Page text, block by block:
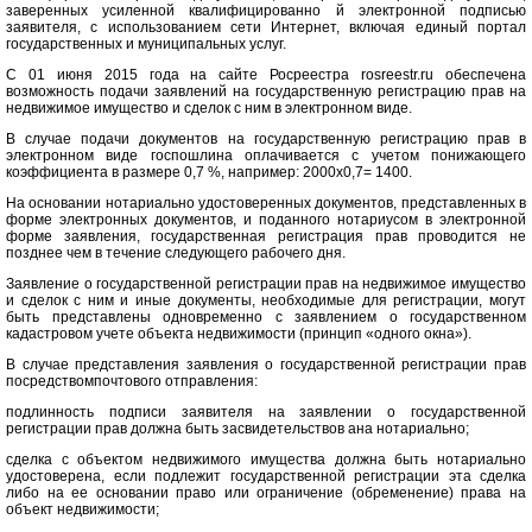
заверенных усиленной квалифицированно й электронной подписью
заявителя, с использованием сети Интернет, включая единый портал
государственных и муниципальных услуг.
С 01 июня 2015 года на сайте Росреестра rosreestr.ru обеспечена
возможность подачи заявлений на государственную регистрацию прав на
недвижимое имущество и сделок с ним в электронном виде.
В случае подачи документов на государственную регистрацию прав в
электронном виде госпошлина оплачивается с учетом понижающего
коэффициента в размере 0,7 %, например: 2000х0,7= 1400.
На основании нотариально удостоверенных документов, представленных в
форме электронных документов, и поданного нотариусом в электронной
форме заявления, государственная регистрация прав проводится не
позднее чем в течение следующего рабочего дня.
Заявление о государственной регистрации прав на недвижимое имущество
и сделок с ним и иные документы, необходимые для регистрации, могут
быть представлены одновременно с заявлением о государственном
кадастровом учете объекта недвижимости (принцип «одного окна»).
В случае представления заявления о государственной регистрации прав
посредствомпочтового отправления:
подлинность подписи заявителя на заявлении о государственной
регистрации прав должна быть засвидетельствов ана нотариально;
сделка с объектом недвижимого имущества должна быть нотариально
удостоверена, если подлежит государственной регистрации эта сделка
либо на ее основании право или ограничение (обременение) права на
объект недвижимости;